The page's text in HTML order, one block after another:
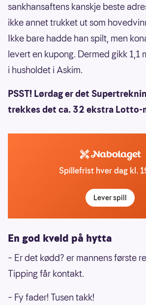
sankhansaftens kanskje beste
ikke annet trukket ut som
Ikke bare hadde han spilt, men
levert en kupong. Dermed gikk 1,1
i husholdet i Askim.
PSST! Lørdag er det
trekkes det ca. 32 ekstra
Spillefrist hver dag kl.
Lever spill
En god kveld på hytta
– Er det kødd? er mannens første
Tipping får kontakt.
– Fy fader! Tusen takk!